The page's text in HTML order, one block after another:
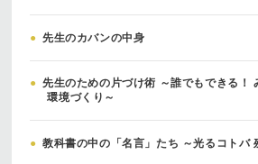
● 先生のカバンの中身
● 先生のための片づけ術 ～誰でもできる！
環境づくり～
● 教科書の中の「名言」たち ～光るコトバ